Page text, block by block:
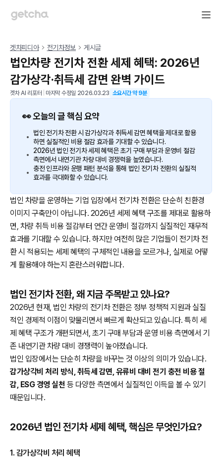
겟차피디아 전기차정보 게시글
법인차량 전기차 전환 세제 혜택: 2026년
감가상각·취득세 감면 완벽 가이드
겟차 AI 리포터 마지막 수정일 2026.03.23 소요시간 약9분
👀 오늘의 글 핵심 요약
법인 전기차 전환 시 감가상각과 취득세 감면 혜택을 제대로 활용
하면 실질적인 비용 절감 효과를 기대할 수 있습니다.
2026년 법인 전기차 세제 혜택은 초기 구매 부담과 운영비 절감
측면에서 내연기관 차량 대비 경쟁력을 높였습니다.
충전 인프라와 운행 패턴 분석을 통해 법인 전기차 전환의 실질적
효과를 극대화할 수 있습니다.
법인 차량을 운영하는 기업 입장에서 전기차 전환은 단순히 친환경
이미지 구축만이 아닙니다. 2026년 세제 혜택 구조를 제대로 활용하
면, 차량 취득 비용 절감부터 연간 운영비 절감까지 실질적인 재무적
효과를 기대할 수 있습니다. 하지만 여전히 많은 기업들이 전기차 전
환 시 적용되는 세제 혜택의 구체적인 내용을 모르거나, 실제로 어떻
게 활용해야 하는지 혼란스러워합니다.
법인 전기차 전환, 왜 지금 주목받고 있나요?
2026년 현재, 법인 차량의 전기차 전환은 정부 정책적 지원과 실질
적인 경제적 이점이 맞물리면서 빠르게 확산되고 있습니다. 특히 세
제 혜택 구조가 개편되면서, 초기 구매 부담과 운영 비용 측면에서 기
존 내연기관 차량 대비 경쟁력이 높아졌습니다.
법인 입장에서는 단순히 차량을 바꾸는 것 이상의 의미가 있습니다.
감가상각비 처리 방식, 취득세 감면, 유류비 대비 전기 충전 비용 절
감, ESG 경영 실천 등 다양한 측면에서 실질적인 이득을 볼 수 있기
때문입니다.
2026년 법인 전기차 세제 혜택, 핵심은 무엇인가요?
1. 감가상각비 처리 혜택